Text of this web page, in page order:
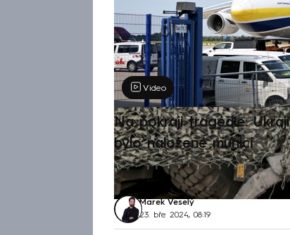
Video
Na pokraji tragédie:
bylo naložené municí
Marek Veselý
23. bře 2024, 08:19